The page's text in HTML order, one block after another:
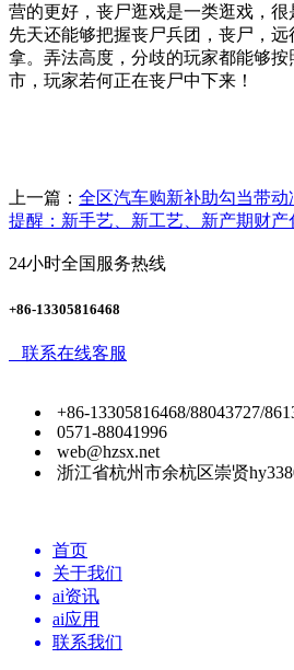
营的更好，丧尸逛戏是一类逛戏，
先天还能够把握丧尸兵团，丧尸，
拿。弄法高度，分歧的玩家都能够
市，玩家若何正在丧尸中下来！
上一篇： 全区汽车购新补助勾当带动
提醒：新手艺、新工艺、新产期财产
24小时全国服务热线
+86-13305816468
联系在线客服
+86-13305816468/88043727/
0571-88041996
web@hzsx.net
浙江省杭州市余杭区崇贤
首页
关于我们
ai资讯
ai应用
联系我们